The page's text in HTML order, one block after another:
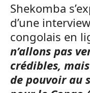
Shekomba
d’une
congolais en
n’allons pas
crédibles,
de pouvoir au